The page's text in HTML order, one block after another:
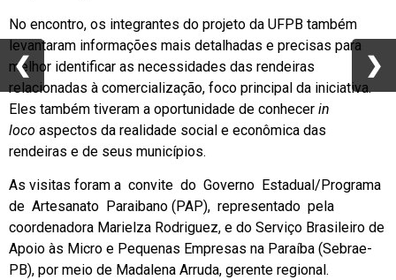
No encontro, os integrantes do projeto da UFPB também
levantaram informações mais detalhadas e precisas para
melhor identificar as necessidades das rendeiras
relacionadas à comercialização, foco principal da iniciativa.
Eles também tiveram a oportunidade de conhecer in
loco aspectos da realidade social e econômica das
rendeiras e de seus municípios.
As visitas foram a convite do Governo Estadual/Programa
de Artesanato Paraibano (PAP), representado pela
coordenadora Marielza Rodriguez, e do Serviço Brasileiro de
Apoio às Micro e Pequenas Empresas na Paraíba (Sebrae-
PB), por meio de Madalena Arruda, gerente regional.
❮ ❯
❮ ❯